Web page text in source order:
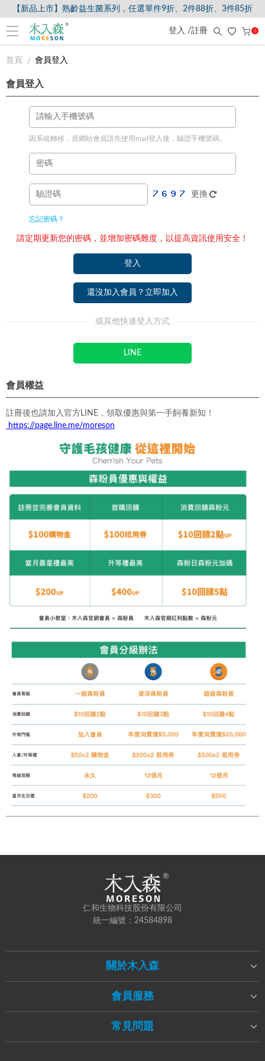
【新品上市】熟齡益生菌系列，任選單件9折、2件88折、3件85折
登入 /註冊 0
首頁 會員登入
會員登入
因系統轉移，原網站會員請先使用mail登入後，驗證手機號碼。
更換
忘記密碼？
請定期更新您的密碼，並增加密碼難度，以提高資訊使用安全！
登入
還沒加入會員？立即加入
或其他快速登入方式
LINE
會員權益
註冊後也請加入官方LINE，領取優惠與第一手飼養新知！
https://page.line.me/moreson
仁和生物科技股份有限公司
統一編號：24584898
關於木入森
會員服務
常見問題